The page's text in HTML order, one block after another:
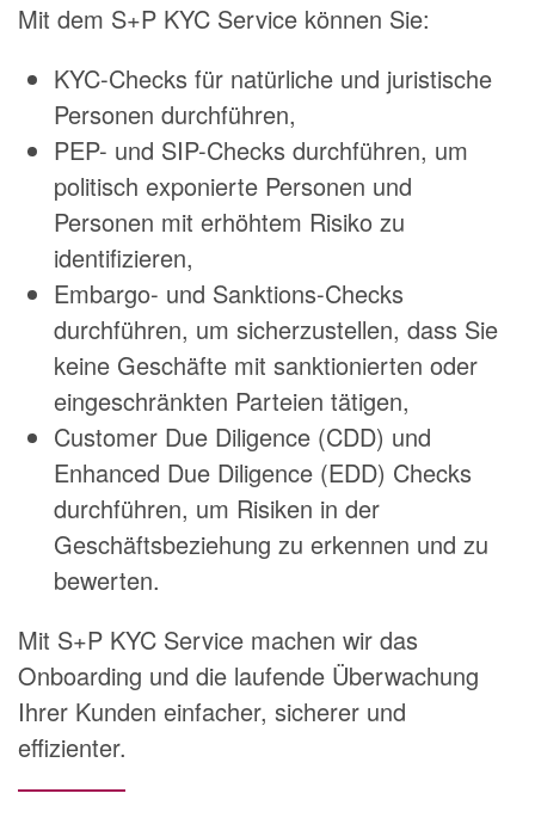
Mit dem S+P KYC Service können Sie:
KYC-Checks für natürliche und juristische
Personen durchführen,
PEP- und SIP-Checks durchführen, um
politisch exponierte Personen und
Personen mit erhöhtem Risiko zu
identifizieren,
Embargo- und Sanktions-Checks
durchführen, um sicherzustellen, dass Sie
keine Geschäfte mit sanktionierten oder
eingeschränkten Parteien tätigen,
Customer Due Diligence (CDD) und
Enhanced Due Diligence (EDD) Checks
durchführen, um Risiken in der
Geschäftsbeziehung zu erkennen und zu
bewerten.
Mit S+P KYC Service machen wir das
Onboarding und die laufende Überwachung
Ihrer Kunden einfacher, sicherer und
effizienter.